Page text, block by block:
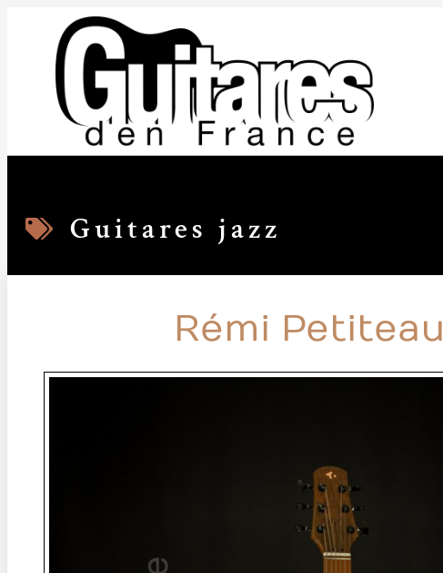
Guitares jazz
Rémi Petiteau